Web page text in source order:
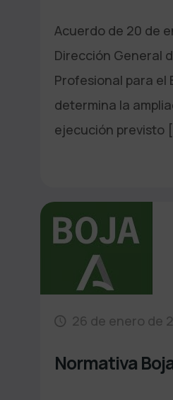
Acuerdo de 20 de
Dirección General
Profesional para el
determina la
ejecución previsto
26 de enero de
Normativa